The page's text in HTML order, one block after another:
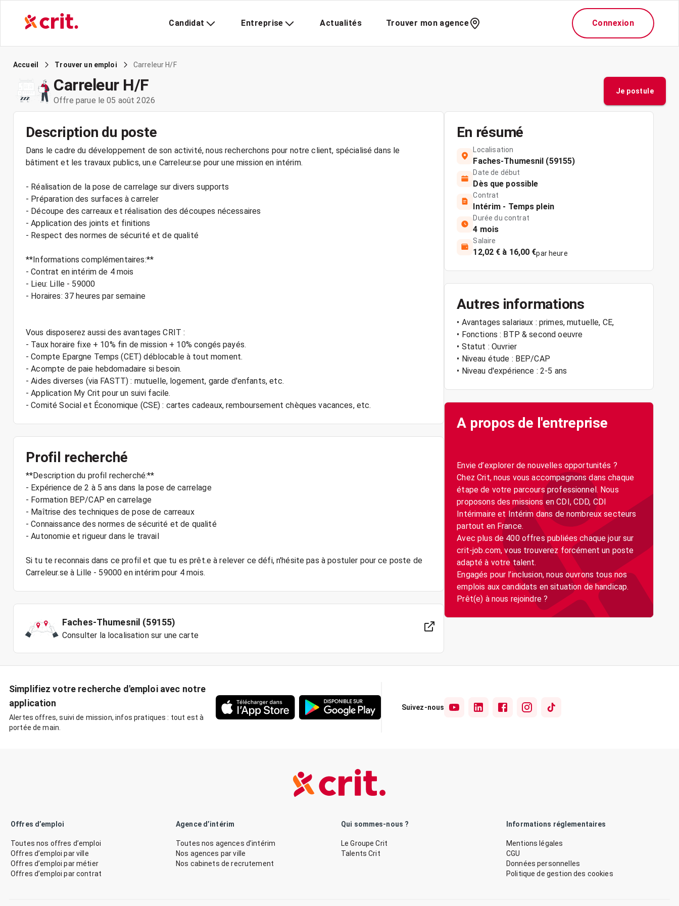
Candidat Entreprise Actualités Trouver mon agence Connexion
Accueil Trouver un emploi Carreleur H/F
Carreleur H/F
Offre parue le 05 août 2026
Je postule
Description du poste
Dans le cadre du développement de son activité, nous recherchons pour notre client, spécialisé dans le
bâtiment et les travaux publics, un.e Carreleur.se pour une mission en intérim.
- Réalisation de la pose de carrelage sur divers supports
- Préparation des surfaces à carreler
- Découpe des carreaux et réalisation des découpes nécessaires
- Application des joints et finitions
- Respect des normes de sécurité et de qualité
**Informations complémentaires:**
- Contrat en intérim de 4 mois
- Lieu: Lille - 59000
- Horaires: 37 heures par semaine
Vous disposerez aussi des avantages CRIT :
- Taux horaire fixe + 10% fin de mission + 10% congés payés.
- Compte Epargne Temps (CET) déblocable à tout moment.
- Acompte de paie hebdomadaire si besoin.
- Aides diverses (via FASTT) : mutuelle, logement, garde d'enfants, etc.
- Application My Crit pour un suivi facile.
Profil recherché
**Description du profil recherché:**
- Expérience de 2 à 5 ans dans la pose de carrelage
- Formation BEP/CAP en carrelage
- Maîtrise des techniques de pose de carreaux
- Connaissance des normes de sécurité et de qualité
- Autonomie et rigueur dans le travail
Si tu te reconnais dans ce profil et que tu es prêt.e à relever ce défi, n'hésite pas à postuler pour ce poste de
Faches-Thumesnil (59155)
Consulter la localisation sur une carte
En résumé
Localisation
Faches-Thumesnil (59155)
Date de début
Dès que possible
Contrat
Intérim - Temps plein
Durée du contrat
4 mois
Salaire
12,02 € à 16,00 €par heure
Autres informations
• Avantages salariaux : primes, mutuelle, CE,
• Fonctions : BTP & second oeuvre
• Statut : Ouvrier
• Niveau étude : BEP/CAP
• Niveau d'expérience : 2-5 ans
A propos de l'entreprise
Envie d’explorer de nouvelles opportunités ?
Chez Crit, nous vous accompagnons dans chaque
étape de votre parcours professionnel. Nous
proposons des missions en CDI, CDD, CDI
Intérimaire et Intérim dans de nombreux secteurs
partout en France.
Avec plus de 400 offres publiées chaque jour sur
crit-job.com, vous trouverez forcément un poste
adapté à votre talent.
Engagés pour l’inclusion, nous ouvrons tous nos
emplois aux candidats en situation de handicap.
Simplifiez votre recherche d'emploi avec notre
application
Alertes offres, suivi de mission, infos pratiques : tout est à
portée de main.
Suivez-nous
Offres d’emploi
Toutes nos offres d’emploi
Offres d’emploi par ville
Offres d’emploi par métier
Offres d’emploi par contrat
Agence d’intérim
Toutes nos agences d’intérim
Nos agences par ville
Nos cabinets de recrutement
Qui sommes-nous ?
Le Groupe Crit
Talents Crit
Informations réglementaires
Mentions légales
CGU
Données personnelles
Politique de gestion des cookies